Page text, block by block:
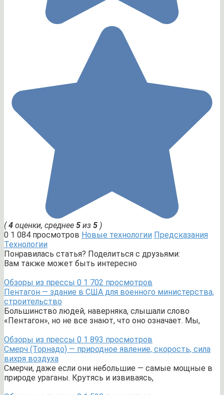
(4 оценки, среднее 5 из 5 )
0 1 084 просмотров Новые технологии Предсказания
Технологии
Понравилась статья? Поделиться с друзьями:
Вам также может быть интересно
Обзоры из прессы 0 1 702 просмотров
Пентагон — здание в США для военного министерства,
строительство
Большинство людей, наверняка, слышали слово
«Пентагон», но не все знают, что оно означает. Мы,
Обзоры из прессы 0 1 893 просмотров
Смерч (Торнадо) — природное явление, скорость, сила
вихря воздуха
Смерчи, даже если они небольшие — самые мощные в
природе ураганы. Крутясь и извиваясь,